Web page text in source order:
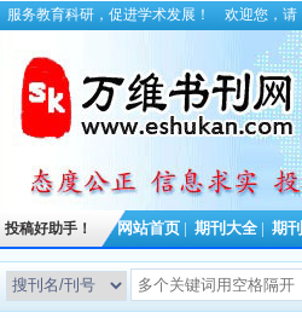
服务教育科研，促进学术发展！ 欢迎您，请
投稿好助手！ 网站首页 期刊大全 期